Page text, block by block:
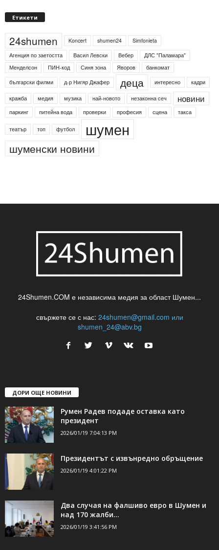
Етикети
24shumen Koncert shumen24
Simfonieta
Агенция по заетостта
Васил Левски Вебер
ДЛС "Паламара"
Менделсон
ПИН-код Синя зона Яворов
банкомат
български филми
д-р Нигяр Джафер деца интересно кадри
кражба медия музика най-новото незаконна сеч новини
паркинг питейна вода проверки професия сцена такса
театър топ футбол шумен
шуменски новини
24Shumen.COM е независима медия за област Шумен...
свържете се с нас: 24shumen@gmail.com или
shumen_24@abv.bg
ДОРИ ОЩЕ НОВИНИ
Румен Радев подаде оставка като
президент
2026/01/19 7:04:13 PM
Президентът с извънредно обръщение
2026/01/19 4:01:22 PM
Два случая на фалшиво евро в Шумен и
над 170 жалби...
2026/01/19 3:41:56 PM